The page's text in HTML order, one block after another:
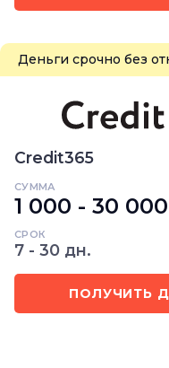
Деньги срочно без
Credit365
СУММА
1 000 - 30
СРОК
7 - 30 дн.
ПОЛУЧИТЬ